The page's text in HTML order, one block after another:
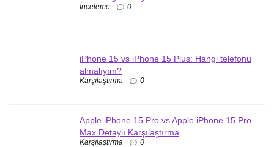
İnceleme 0
iPhone 15 vs iPhone 15 Plus: Hangi telefonu
almalıyım?
Karşılaştırma 0
Apple iPhone 15 Pro vs Apple iPhone 15 Pro
Max Detaylı Karşılaştırma
Karşılaştırma 0